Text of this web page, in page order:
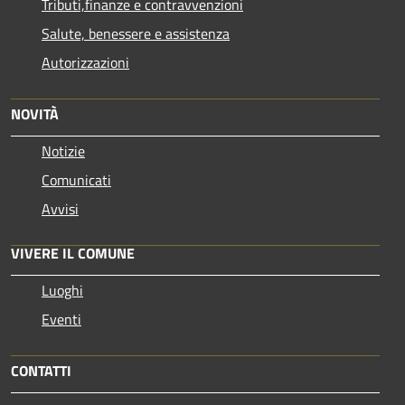
Tributi,finanze e contravvenzioni
Salute, benessere e assistenza
Autorizzazioni
NOVITÀ
Notizie
Comunicati
Avvisi
VIVERE IL COMUNE
Luoghi
Eventi
CONTATTI